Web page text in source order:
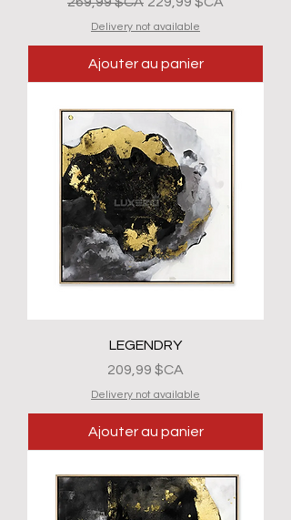
Delivery not available
Ajouter au panier
LEGENDRY
Prix
209,99 $CA
Delivery not available
Ajouter au panier